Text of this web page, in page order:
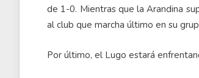
de 1-0. Mientras que la Arandina
al club que marcha último en su
Por último, el Lugo estará